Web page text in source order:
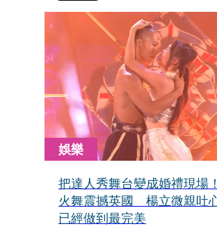
娛樂
把達人秀舞台變成婚禮現場
火舞震撼英國 楊立微親吐
已經做到最完美